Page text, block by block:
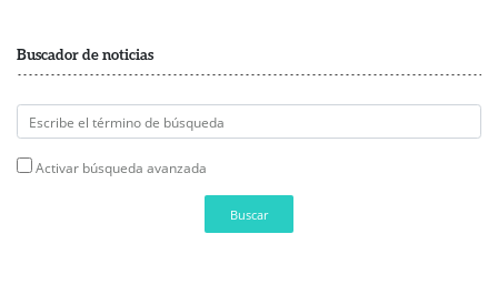
Buscador de noticias
Activar búsqueda avanzada
Buscar